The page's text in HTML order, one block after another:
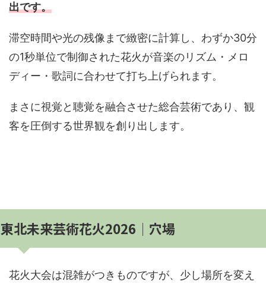
出です。
滞空時間や光の残像まで緻密に計算し、わずか30分
の1秒単位で制御された花火が音楽のリズム・メロ
ディー・歌詞に合わせて打ち上げられます。
まさに視覚と聴覚を融合させた総合芸術であり、観
客を圧倒する世界観を創り出します。
東北未来芸術花火2026│穴場
花火大会は混雑がつきものですが、少し場所を変え